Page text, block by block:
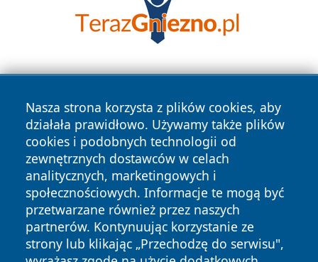
Nasza strona korzysta z plików cookies, aby
działała prawidłowo. Używamy także plików
cookies i podobnych technologii od
zewnętrznych dostawców w celach
analitycznych, marketingowych i
społecznościowych. Informacje te mogą być
przetwarzane również przez naszych
partnerów. Kontynuując korzystanie ze
strony lub klikając „Przechodzę do serwisu",
Copyright © 2026 24piaseczno.pl Wszystkie prawa
zastrzeżone.
News Autorzy
Polityka
Prywatności
Polityka
Cookies